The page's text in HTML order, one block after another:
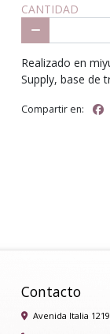
CANTIDAD
Realizado en
Supply, base de
Compartir en:
Contacto
Avenida Italia